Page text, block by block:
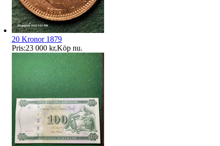
20 Kronor 1879
Pris:23 000 kr,Köp nu.